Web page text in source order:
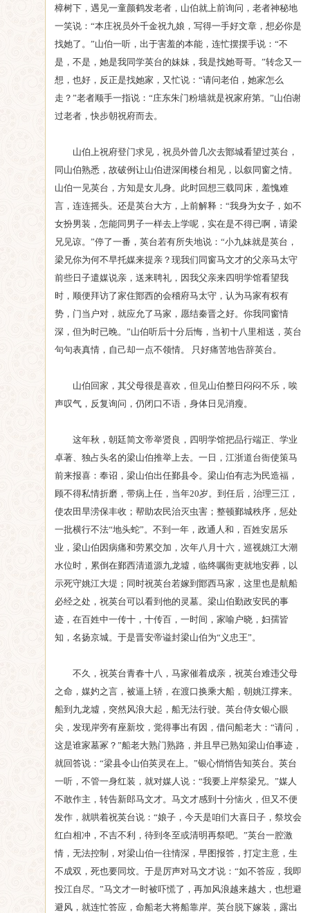
樟树下，遇见一童颜鹤发老者，山伯就上前询问，老者神秘地
一笑说：“本庄祝员外千金祝九娘，写得一手好文章，想必你是
找她了。”山伯一听，出于害羞的本能，连忙摆摆手说：“不
是，不是，她是我同学英台的妹妹，我是找她哥哥。”转念又一
想，也好，反正是找她家，又忙说：“请问老伯，她家怎么
走？”老者顺手一指说：“庄东朱门粉墙就是祝家府第。”山伯谢
过老者，快步朝祝府而去。
山伯上祝府登门求见，祝员外曾几次去鄮城看望过英台，
同山伯熟悉，故破例让山伯进深闺楼台相见，以叙同窗之情。
山伯一见英台，方知是女儿身。此时回想三载同床，羞愧难
言，连连摇头。还是英台大方，上前解释：“我身为女子，如不
女扮男装，怎能同男子一样去上学呢，实在是不得已啊，请梁
兄见谅。”停了一番，英台若有所失地说：“小九妹就是英台，
梁兄你为何不早托媒来提亲？现我们同窗马文才的父亲马太守
前些日子遣媒说亲，送来聘礼，因我父亲来四明学馆看望我
时，顺便拜访了家住鄮西的会稽府马太守，认为马家有权有
势，门当户对，就应允了马家，愿结秦晋之好。你我同窗情
深，但为时已晚。”山伯听后十分后悔，当初十八里相送，英台
句句表真情，自己却一点不领情。 只好痛苦地告辞英台。
山伯回家，其父母很是喜欢，但见山伯整日闷闷不乐，唉
声叹气，反复询问，仍闭口不语，身体日见消瘦。
这年秋，朝廷简文帝举贤良，四明学馆把品行端正、学业
卓著、独占头名的梁山伯推举上去。一日，江浙道台衙使策马
前来报喜：奉诏，梁山伯出任鄞县令。梁山伯有志为民造福，
顾不得私情折磨，带病上任，当年20岁。到任后，治理三江，
使农田旱涝保丰收；帮助农民治灭虫害；整顿鄞城秩序，惩处
一批横行不法“地头蛇”。不到一年，政通人和，百姓安居乐
业，梁山伯因病痛和劳累交加，次年八月十六，巡视姚江大潮
水位时，累倒在鄞西清道源九龙墟，临终嘱衙吏就地安葬，以
示死守姚江大堤；同时祝英台若嫁到鄮西马家，这里也是航船
必经之处，祝英台可以看到他的灵墓。梁山伯勤政安民的事
迹，在百姓中一传十，十传百，一时间，家喻户晓，妇孺皆
知，名扬京城。于是晋安帝谥封梁山伯为“义忠王”。
不久，祝英台青春十八，马家催着成亲，祝英台难违父母
之命，媒妁之言，被逼上轿，在渡口换乘大船，朝姚江撑来。
船到九龙墟，突然风浪大起，船无法行驶。英台侍女银心眼
尖，发现岸旁有座新坟，觉得事出有因，借问船老大：“请问，
这是谁家墓冢？”船老大熟门熟路，并且早已熟知梁山伯事迹，
就回答说：“梁县令山伯英灵在上。”银心悄悄告知英台。英台
一听，不管一身红装，就对媒人说：“我要上岸祭梁兄。”媒人
不敢作主，转告新郎马文才。马文才感到十分恼火，但又不便
发作，就哄着祝英台说：“娘子，今天是咱们大喜日子，祭坟会
红白相冲，不吉不利，待到冬至或清明再祭吧。”英台一腔激
情，无法控制，对梁山伯一往情深，早图报答，打定主意，生
不成双，死也要同坟。于是厉声对马文才说：“如不答应，我即
投江自尽。”马文才一时被吓慌了，再加风浪越来越大，也想避
避风，就连忙答应，命船老大将船靠岸。英台脱下嫁装，露出